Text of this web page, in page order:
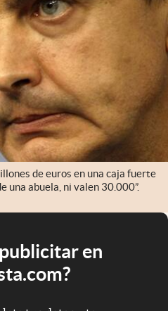
de euros en una caja fuerte
una abuela, ni valen 30.000”.
en